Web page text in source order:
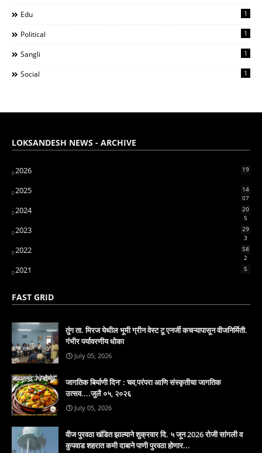
Edu 1
Political 1
Sangli 1
Social 1
LOKSANDESH NEWS - ARCHIVE
2026 19
2025
14
07
2024
20
5
2023
29
3
2022
58
2
2021 5
FAST GRID
तुंग ता. मिरज येथील भूमी ग्रीन वेस्ट टू एनर्जी कचऱ्यापासून वीजनिर्मिती.
गंभीर पर्यावरणीय धोका
July 05, 2026
जागतिक बिर्याणी दिन' : चव,परंपरा आणि संस्कृतीचा जागतिक
उत्सव....जुलै ०५, २०२६
July 05, 2026
वीज पुरवठा खंडित झाल्याने शुक्रवार दि. ५ जून 2026 रोजी सांगली व
कुपवाड शहरात कमी दाबाने पाणी पुरवठा होणार...